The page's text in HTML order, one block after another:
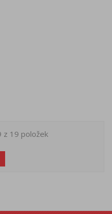
z 19 položek